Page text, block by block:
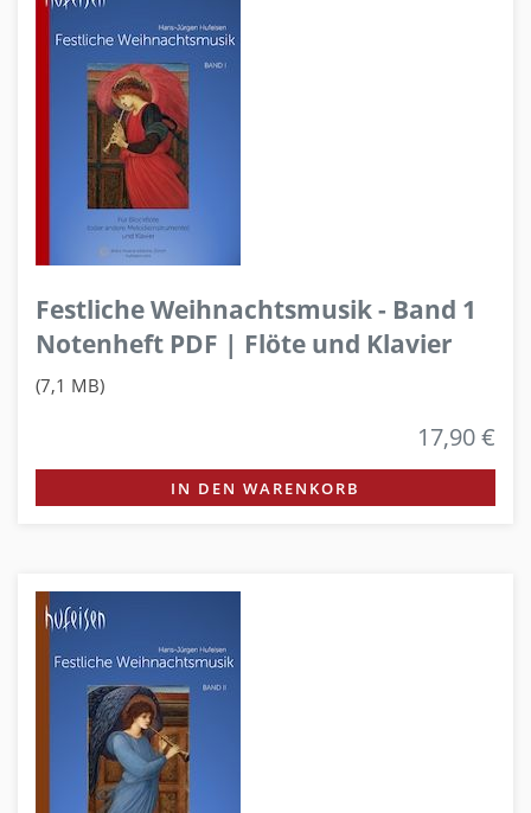
Festliche Weihnachtsmusik - Band 1
Notenheft PDF | Flöte und Klavier
(7,1 MB)
17,90 €
IN DEN WARENKORB